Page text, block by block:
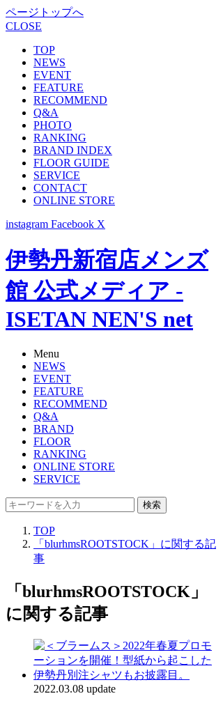
ページトップへ
CLOSE
TOP
NEWS
EVENT
FEATURE
RECOMMEND
Q&A
PHOTO
RANKING
BRAND INDEX
FLOOR GUIDE
SERVICE
CONTACT
ONLINE STORE
instagram Facebook X
伊勢丹新宿店メンズ
館 公式メディア -
ISETAN NEN'S net
Menu
NEWS
EVENT
FEATURE
RECOMMEND
Q&A
BRAND
FLOOR
RANKING
ONLINE STORE
SERVICE
検索
TOP
「blurhmsROOTSTOCK」に関する記
事
「blurhmsROOTSTOCK」
に関する記事
2022.03.08 update